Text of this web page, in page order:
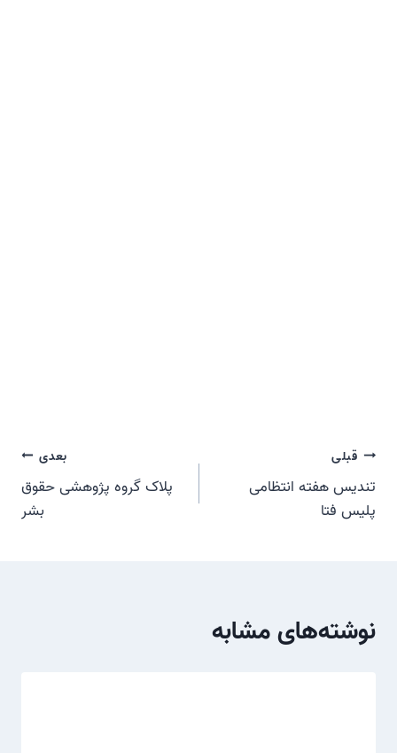
راهبری
نوشته
قبلی
تندیس هفته انتظامی
پلیس فتا
بعدی
پلاک گروه پژوهشی حقوق
بشر
نوشته‌های مشابه